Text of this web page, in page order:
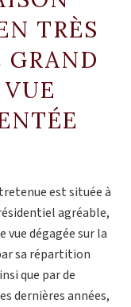
TRÈS
GRAND
est située à
agréable,
vue dégagée sur la
sa répartition
que par de
dernières années,